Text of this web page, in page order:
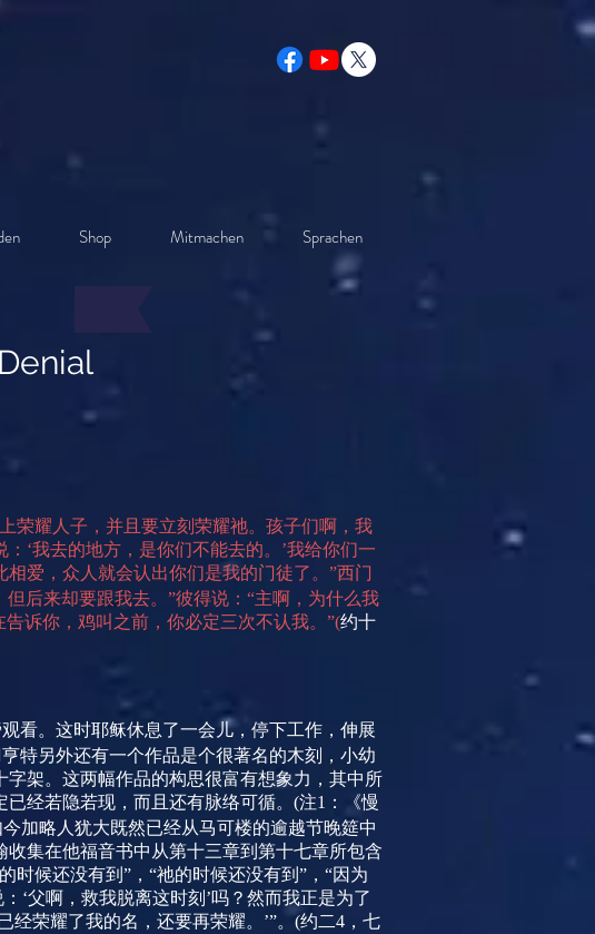
Shop Mitmachen Sprachen
荣耀人子，并且要立刻荣耀祂。孩子们啊，我
‘我去的地方，是你们不能去的。’我给你们一
爱，众人就会认出你们是我的门徒了。”西门
后来却要跟我去。”彼得说：“主啊，为什么我
诉你，鸡叫之前，你必定三次不认我。”(约十
看。这时耶稣休息了一会儿，停下工作，伸展
特另外还有一个作品是个很著名的木刻，小幼
架。这两幅作品的构思很富有想象力，其中所
经若隐若现，而且还有脉络可循。 (注1 ：《慢
今加略人犹大既然已经从马可楼的逾越节晚筵中
集在他福音书中从第十三章到第十七章所包含
候还没有到”，“祂的时候还没有到”，“因为
‘父啊，救我脱离这时刻’吗？然而我正是为了
荣耀了我的名，还要再荣耀。’”。 (约二4 ，七